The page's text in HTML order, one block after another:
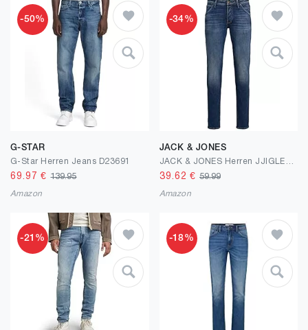
-50%
G-STAR
G-Star Herren Jeans D23691
69.97 €139.95
Amazon
-34%
JACK & JONES
39.62 € 59.99
Amazon
-21% -18%